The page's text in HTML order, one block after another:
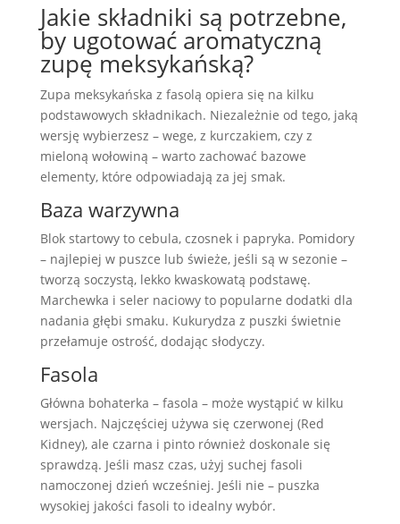
Jakie składniki są potrzebne,
by ugotować aromatyczną
zupę meksykańską?
Zupa meksykańska z fasolą opiera się na kilku
podstawowych składnikach. Niezależnie od tego, jaką
wersję wybierzesz – wege, z kurczakiem, czy z
mieloną wołowiną – warto zachować bazowe
elementy, które odpowiadają za jej smak.
Baza warzywna
Blok startowy to cebula, czosnek i papryka. Pomidory
– najlepiej w puszce lub świeże, jeśli są w sezonie –
tworzą soczystą, lekko kwaskowatą podstawę.
Marchewka i seler naciowy to popularne dodatki dla
nadania głębi smaku. Kukurydza z puszki świetnie
przełamuje ostrość, dodając słodyczy.
Fasola
Główna bohaterka – fasola – może wystąpić w kilku
wersjach. Najczęściej używa się czerwonej (Red
Kidney), ale czarna i pinto również doskonale się
sprawdzą. Jeśli masz czas, użyj suchej fasoli
namoczonej dzień wcześniej. Jeśli nie – puszka
wysokiej jakości fasoli to idealny wybór.